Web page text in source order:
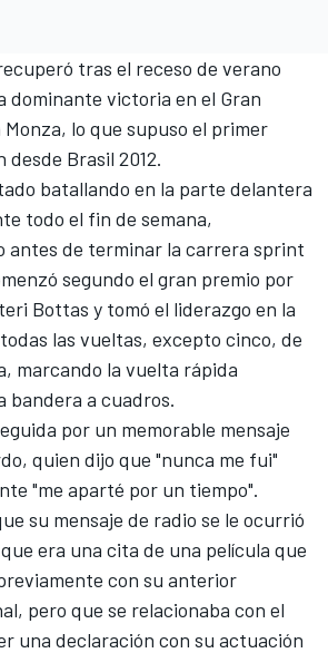
tras el receso de verano
dominante victoria en el Gran
lo que supuso el primer
Brasil 2012.
batallando en la parte delantera
todo el fin de semana,
antes de terminar la carrera sprint
segundo el gran premio por
Bottas y tomó el liderazgo en la
las vueltas, excepto cinco, de
marcando la vuelta rápida
bandera a cuadros.
por un memorable mensaje
quien dijo que "nunca me fui"
"me aparté por un tiempo".
su mensaje de radio se le ocurrió
era una cita de una película que
con su anterior
pero que se relacionaba con el
una declaración con su actuación